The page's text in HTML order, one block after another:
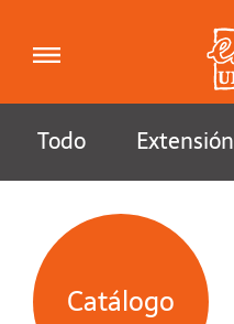
Todo Extensión
Catálogo